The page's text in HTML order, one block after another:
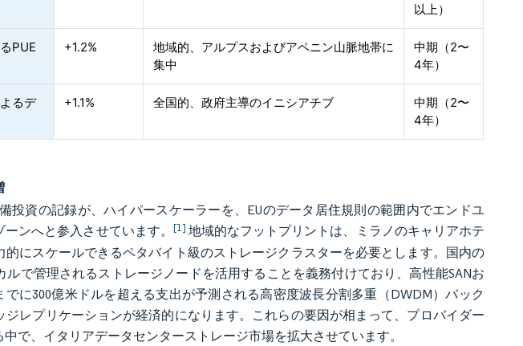
以上）
PUE
+1.2%
地域的、アルプスおよびアペニン山脈地帯に
集中
中期（2〜
4年）
るデ
+1.1% 全国的、政府主導のイニシアチブ
中期（2〜
4年）
投資の記録が、ハイパースケーラーを、EUのデータ居住規則の範囲内でエンドユ
ンへと参入させています。 [1] 地域的なフットプリントは、ミラノのキャリアホテ
にスケールできるペタバイト級のストレージクラスターを必要とします。国内の
で管理されるストレージノードを活用することを義務付けており、高性能SANお
でに300億米ドルを超える支出が予測される高密度波長分割多重（DWDM）バック
レプリケーションが経済的になります。これらの要因が相まって、プロバイダー
で、イタリアデータセンターストレージ市場を拡大させています。